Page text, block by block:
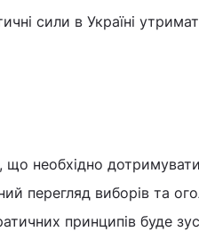
сили в Україні
необхідно
перегляд виборів та
принципів буде